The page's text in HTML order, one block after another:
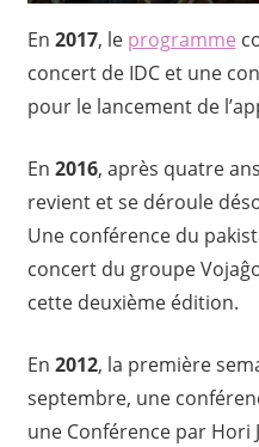
En 2017, le programme
concert de IDC et une
pour le lancement de
En 2016, après quatre
revient et se déroule
Une conférence du
concert du groupe
cette deuxième édition.
En 2012, la première
septembre, une
une Conférence par Hori